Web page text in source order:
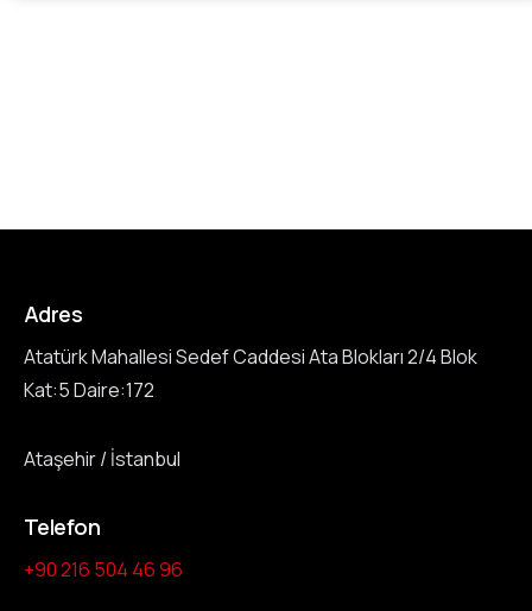
Adres
Atatürk Mahallesi Sedef Caddesi Ata Blokları 2/4 Blok
Kat:5 Daire:172
Ataşehir / İstanbul
Telefon
+90 216 504 46 96